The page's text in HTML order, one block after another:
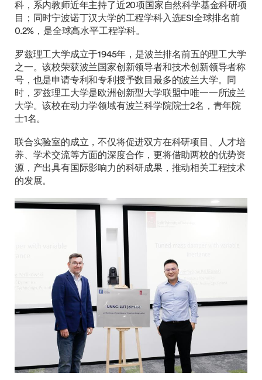
科，系内教师近年主持了近20项国家自然科学基金科研项
目；同时宁波诺丁汉大学的工程学科入选ESI全球排名前
0.2%，是全球高水平工程学科。
罗兹理工大学成立于1945年，是波兰排名前五的理工大学
之一。该校荣获波兰国家创新领导者和技术创新领导者称
号，也是申请专利和专利授予数目最多的波兰大学。同
时，罗兹理工大学是欧洲创新型大学联盟中唯一一所波兰
大学。该校在动力学领域有波兰科学院院士2名，青年院
士1名。
联合实验室的成立，不仅将促进双方在科研项目、人才培
养、学术交流等方面的深度合作，更将借助两校的优势资
源，产出具有国际影响力的科研成果，推动相关工程技术
的发展。